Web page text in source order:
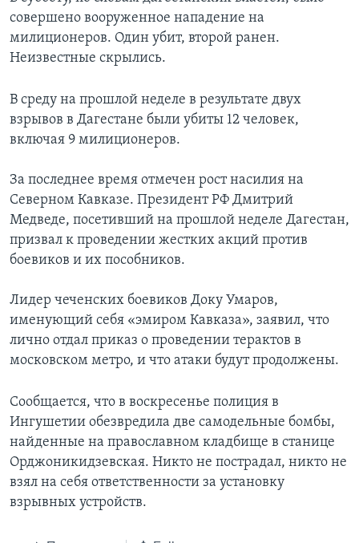
совершено вооруженное нападение на
милиционеров. Один убит, второй ранен.
Неизвестные скрылись.
В среду на прошлой неделе в результате двух
взрывов в Дагестане были убиты 12 человек,
включая 9 милиционеров.
За последнее время отмечен рост насилия на
Северном Кавказе. Президент РФ Дмитрий
Медведе, посетивший на прошлой неделе Дагестан,
призвал к проведении жестких акций против
боевиков и их пособников.
Лидер чеченских боевиков Доку Умаров,
именующий себя «эмиром Кавказа», заявил, что
лично отдал приказ о проведении терактов в
московском метро, и что атаки будут продолжены.
Сообщается, что в воскресенье полиция в
Ингушетии обезвредила две самодельные бомбы,
найденные на православном кладбище в станице
Орджоникидзевская. Никто не пострадал, никто не
взял на себя ответственности за установку
взрывных устройств.